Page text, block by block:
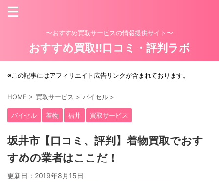
〜おすすめ買取サービスの情報提供サイト〜
おすすめ買取!!口コミ・評判ラボ
※この記事にはアフィリエイト広告リンクが含まれております。
HOME > 買取サービス > バイセル >
バイセル 着物 福井 買取サービス
坂井市【口コミ、評判】着物買取でおす
すめの業者はここだ！
更新日： 2019年8月15日